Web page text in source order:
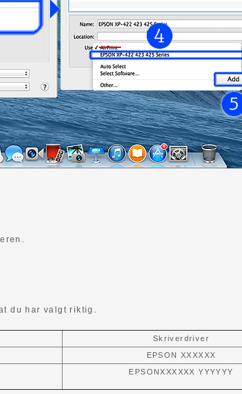
du har valgt riktig.
Skriverdriver
EPSON XXXXXX
EPSONXXXXXX YYYYYY